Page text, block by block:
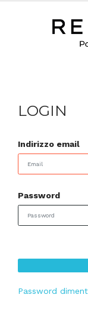
LOGIN
Indirizzo email
Password
Password